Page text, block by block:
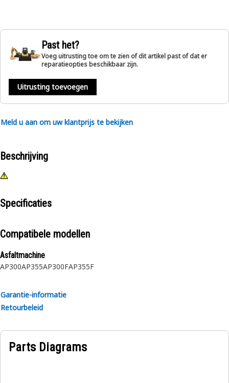
Past het?
Voeg uitrusting toe om te zien of dit artikel past of dat er
reparatieopties beschikbaar zijn.
Uitrusting toevoegen
Meld u aan om uw klantprijs te bekijken
Beschrijving
Specificaties
Compatibele modellen
Asfaltmachine
AP300AP355AP300FAP355F
Garantie-informatie
Retourbeleid
Parts Diagrams